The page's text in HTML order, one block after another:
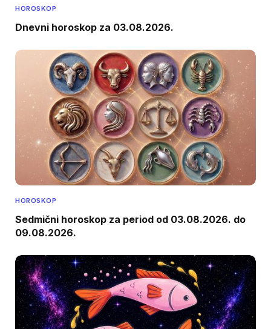
HOROSKOP
Dnevni horoskop za 03.08.2026.
HOROSKOP
Sedmični horoskop za period od 03.08.2026. do
09.08.2026.